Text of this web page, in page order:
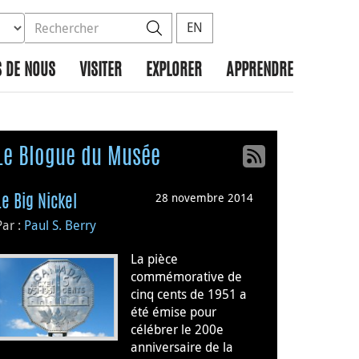
la base de données à rechercher
le site Rechercher
EN
DE NOUS VISITER EXPLORER APPRENDRE
Blogue du Musée
28 novembre 2014
Big Nickel
: Paul S. Berry
La pièce
commémorative de
cinq cents de 1951 a
été émise pour
célébrer le 200e
anniversaire de la